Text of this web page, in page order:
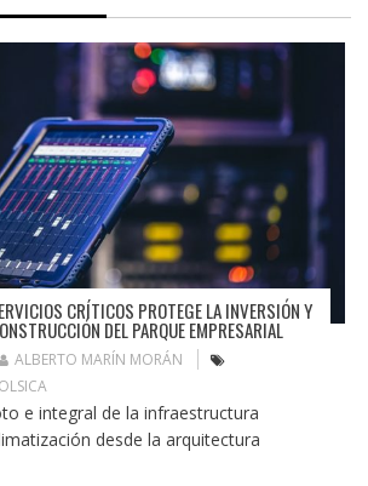
CRÍTICOS PROTEGE LA INVERSIÓN Y
DEL PARQUE EMPRESARIAL
ALBERTO MARÍN MORÁN
e integral de la infraestructura
desde la arquitectura